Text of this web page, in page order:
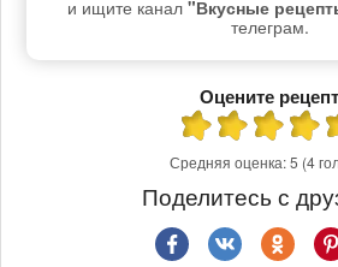
и ищите канал "Вкусные
телеграм.
Оцените рецепт
Средняя оценка:5 (4
Поделитесь с